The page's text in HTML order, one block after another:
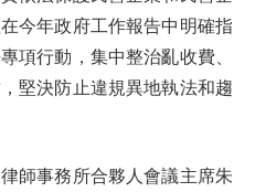
今年政府工作報告中明確指
項行動，集中整治亂收費、
堅決防止違規異地執法和趨
事務所合夥人會議主席朱